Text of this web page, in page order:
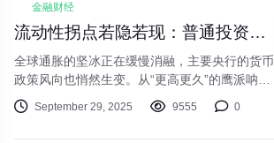
改变市场的交易逻辑和资产价格走向。
金融财经
流动性拐点若隐若现：普通投资者的“钱袋子”该如何布局？
全球通胀的坚冰正在缓慢消融，主要央行的货币
政策风向也悄然生变。从“更高更久”的鹰派呐
喊，到对降息时点的谨慎博弈，我们似乎正站在
一个流动性周期转换的十字路口。这对每一位投
September 29, 2025 9555 0